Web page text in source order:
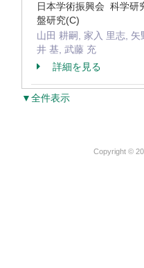
日本学術振興会 科学研
盤研究(C)
山田 耕嗣, 家入 里志,
井 基, 武藤 充
詳細を見る
▼全件表示
Copyright ©